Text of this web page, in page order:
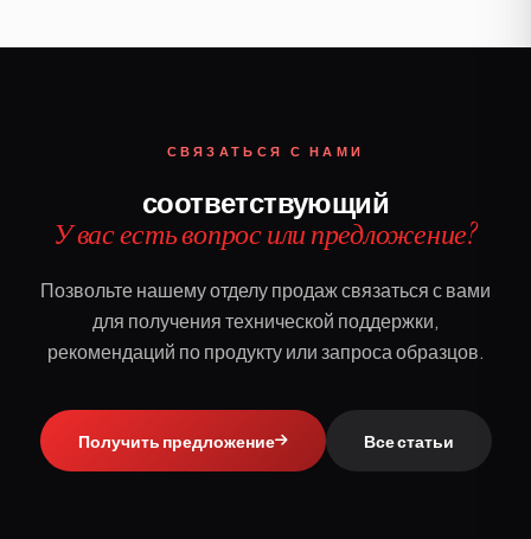
СВЯЗАТЬСЯ С НАМИ
соответствующий
У вас есть вопрос или предложение?
Позвольте нашему отделу продаж связаться с вами
для получения технической поддержки,
рекомендаций по продукту или запроса образцов.
Получить предложение Все статьи